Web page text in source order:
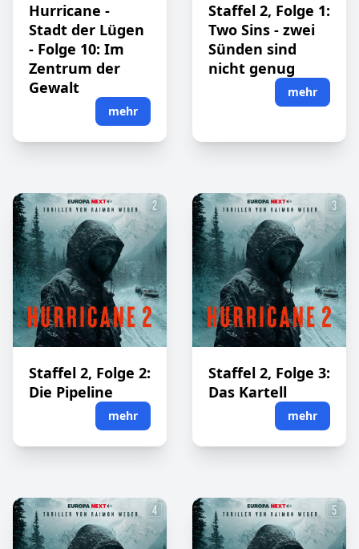
Hurricane -
Stadt der Lügen
- Folge 10: Im
Zentrum der
Gewalt
mehr
Staffel 2, Folge 1:
Two Sins - zwei
Sünden sind
nicht genug
mehr
Staffel 2, Folge 2:
Die Pipeline
mehr
Staffel 2, Folge 3:
Das Kartell
mehr